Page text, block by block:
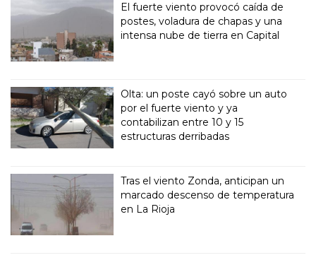
El fuerte viento provocó caída de
postes, voladura de chapas y una
intensa nube de tierra en Capital
Olta: un poste cayó sobre un auto
por el fuerte viento y ya
contabilizan entre 10 y 15
estructuras derribadas
Tras el viento Zonda, anticipan un
marcado descenso de temperatura
en La Rioja